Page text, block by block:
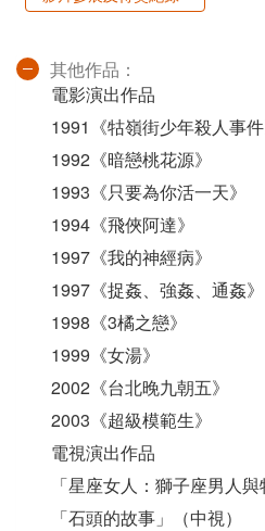
其他作品：
電影演出作品
1991《牯嶺街少年殺人事件
1992《暗戀桃花源》
1993《只要為你活一天》
1994《飛俠阿達》
1997《我的神經病》
1997《捉姦、強姦、通姦》
1998《3橘之戀》
1999《女湯》
2002《台北晚九朝五》
2003《超級模範生》
電視演出作品
「星座女人：獅子座男人
「石頭的故事」（中視）